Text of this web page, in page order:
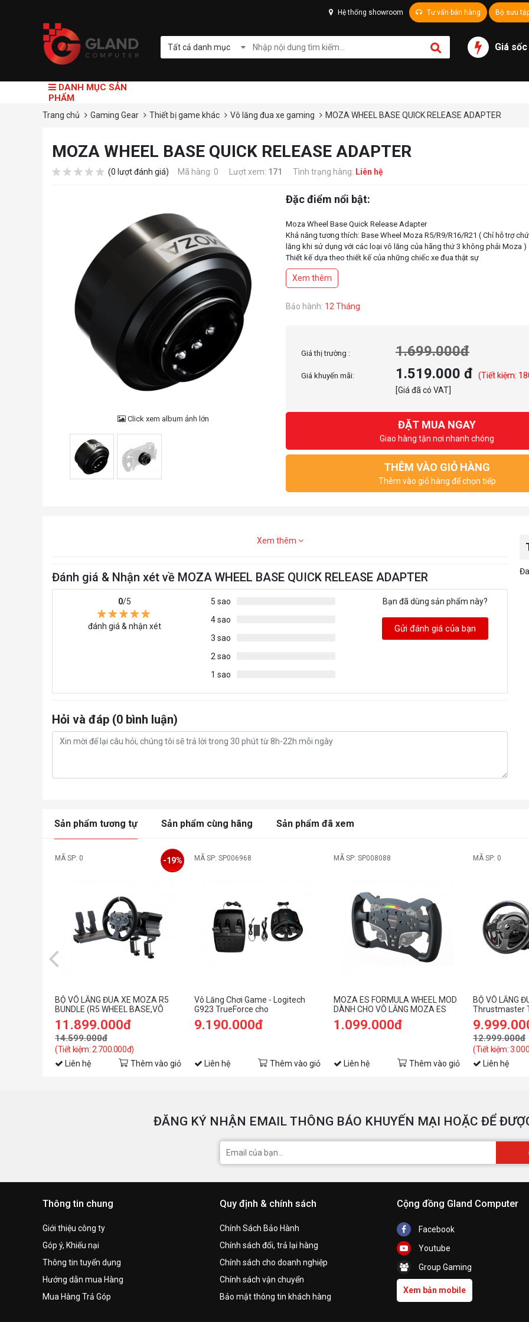
Hệ thống showroom Tư vấn bán hàng Bộ sưu
Tất cả danh mục Giá sốc
DANH MỤC SẢN
PHẨM
Trang chủ Gaming Gear Thiết bị game khác Vô lăng đua xe gaming MOZA WHEEL BASE QUICK RELEASE ADAPTER
MOZA WHEEL BASE QUICK RELEASE ADAPTER
(0 lượt đánh giá) Mã hàng: 0 Lượt xem: 171 Tình trạng hàng: Liên hệ
Click xem album ảnh lớn
Đặc điểm nổi bật:
Moza Wheel Base Quick Release Adapter
Khả năng tương thích: Base Wheel Moza R5/R9/R16/R21 ( Chỉ hỗ trợ
lăng khi sử dụng với các loại vô lăng của hãng thứ 3 không phải Moza )
Thiết kế dựa theo thiết kế của những chiếc xe đua thật sự
Xem thêm
Bảo hành: 12 Tháng
Giá thị trường : 1.699.000đ
Giá khuyến mãi: 1.519.000 đ
(Tiết kiệm:
[Giá đã có VAT]
ĐẶT MUA NGAY
Giao hàng tận nơi nhanh chóng
THÊM VÀO GIỎ HÀNG
Thêm vào giỏ hàng để chọn tiếp
Xem thêm
Đánh giá & Nhận xét về MOZA WHEEL BASE QUICK RELEASE ADAPTER
0/5
đánh giá & nhận xét
5 sao
4 sao
3 sao
2 sao
1 sao
Bạn đã dùng sản phẩm này?
Gửi đánh giá của bạn
Hỏi và đáp (0 bình luận)
Sản phẩm tương tự Sản phẩm cùng hãng Sản phẩm đã xem
MÃ SP: 0
BỘ VÔ LĂNG ĐUA XE MOZA R5
BUNDLE (R5 WHEEL BASE,VÔ
LĂNG, PEDAL, NGÀM KẸP BÀN)
11.899.000đ
14.599.000đ
(Tiết kiệm: 2.700.000đ)
-19%
Liên hệ Thêm vào giỏ
MÃ SP: SP006968
Vô Lăng Chơi Game - Logitech
G923 TrueForce cho
PlayStation/PC (đi kèm Pedal)
9.190.000đ
Liên hệ Thêm vào giỏ
MÃ SP: SP008088
MOZA ES FORMULA WHEEL MOD
DÀNH CHO VÔ LĂNG MOZA ES
1.099.000đ
Liên hệ Thêm vào giỏ
MÃ SP: 0
BỘ VÔ LĂNG
Thrustmaster
– Racing
12.999.000đ
(Tiết kiệm:
Liên hệ
ĐĂNG KÝ NHẬN EMAIL THÔNG BÁO KHUYẾN MẠI HOẶC ĐỂ
Thông tin chung
Giới thiệu công ty
Góp ý, Khiếu nại
Thông tin tuyển dụng
Hướng dẫn mua Hàng
Mua Hàng Trả Góp
Quy định & chính sách
Chính Sách Bảo Hành
Chính sách đổi, trả lại hàng
Chính sách cho doanh nghiệp
Chính sách vận chuyển
Bảo mật thông tin khách hàng
Cộng đồng Gland Computer
Facebook
Youtube
Group Gaming
Xem bản mobile